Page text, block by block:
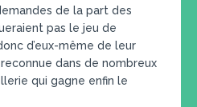
de la part des
pas le jeu de
d’eux-même de leur
dans de nombreux
qui gagne enfin le